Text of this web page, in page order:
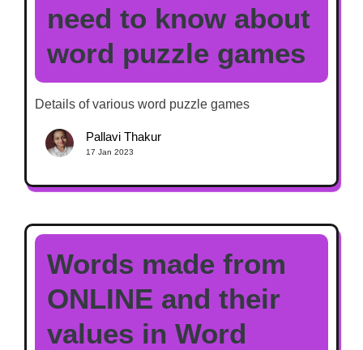
need to know about
word puzzle games
Details of various word puzzle games
Pallavi Thakur
17 Jan 2023
Words made from
ONLINE and their
values in Word